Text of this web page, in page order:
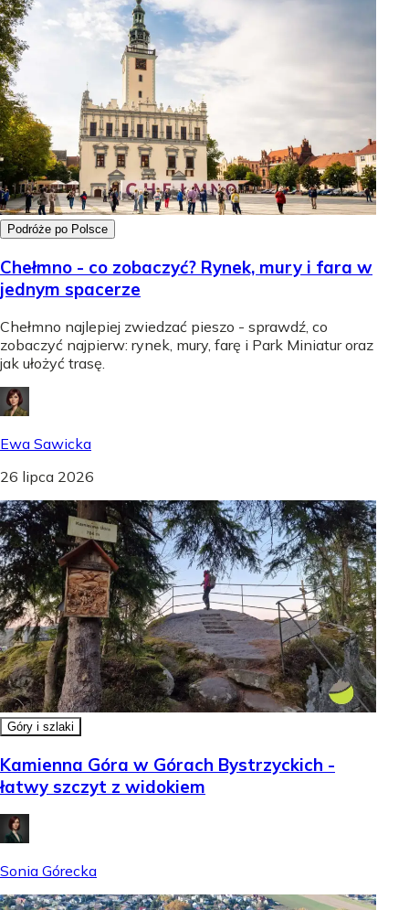
Podróże po Polsce
Chełmno - co zobaczyć? Rynek, mury i fara w
jednym spacerze
Chełmno najlepiej zwiedzać pieszo - sprawdź, co
zobaczyć najpierw: rynek, mury, farę i Park Miniatur oraz
jak ułożyć trasę.
Ewa Sawicka
26 lipca 2026
Góry i szlaki
Kamienna Góra w Górach Bystrzyckich -
łatwy szczyt z widokiem
Sonia Górecka